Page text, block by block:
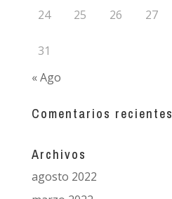
24 25 26 27
31
« Ago
Comentarios recientes
Archivos
agosto 2022